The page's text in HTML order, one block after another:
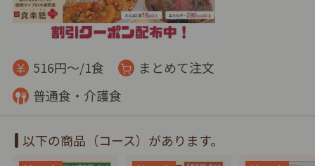
516円～/1食
まとめて注文
普通食・介護食
以下の商品（コース）があります。